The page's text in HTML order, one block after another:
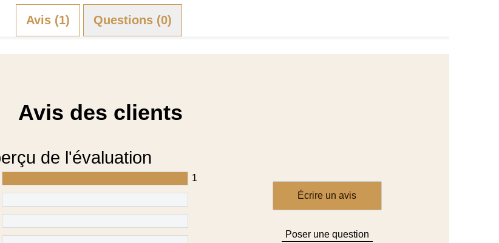
Avis (1) Questions (0)
Avis des clients
de l'évaluation
1
Écrire un avis
Poser une question